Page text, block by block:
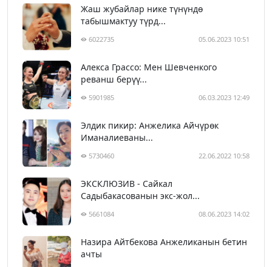
Жаш жубайлар нике түнүндө
табышмактуу түрд...
6022735 05.06.2023 10:51
Алекса Грассо: Мен Шевченкого
реванш берүү...
5901985 06.03.2023 12:49
Элдик пикир: Анжелика Айчүрөк
Иманалиеваны...
5730460 22.06.2022 10:58
ЭКСКЛЮЗИВ - Сайкал
Садыбакасованын экс-жол...
5661084 08.06.2023 14:02
Назира Айтбекова Анжеликанын бетин
ачты